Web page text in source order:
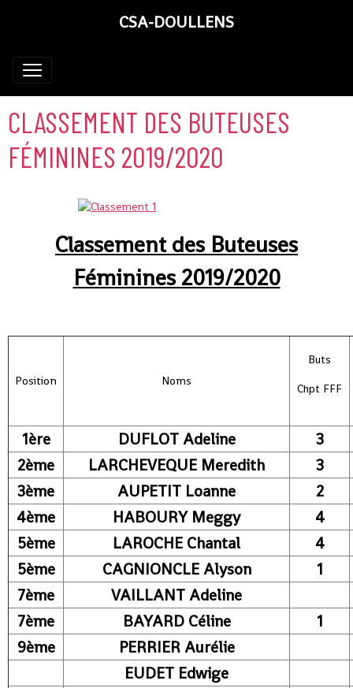
CSA-DOULLENS
CLASSEMENT DES BUTEUSES
FÉMININES 2019/2020
Classement des Buteuses
Féminines 2019/2020
Position Noms
Buts
Chpt FFF
1ère DUFLOT Adeline
3
2ème
LARCHEVEQUE Meredith
3
3ème
AUPETIT Loanne
2
4ème
HABOURY Meggy
4
5ème
LAROCHE Chantal
4
5ème
CAGNIONCLE Alyson
1
7ème
VAILLANT Adeline
7ème
BAYARD Céline
1
9ème
PERRIER Aurélie
EUDET Edwige